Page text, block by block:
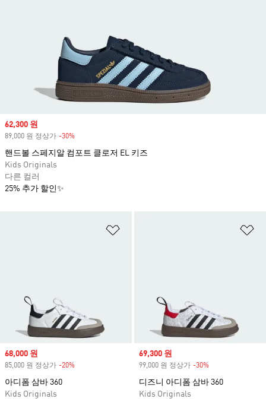
Sale price
68,000 원
85,000 원 정상가 -20%
아디폼 삼바 360
Kids Originals
Sale price
69,300 원
99,000 원 정상가 -30%
디즈니 아디폼 삼바 360
Kids Originals
Sale price
62,300 원
89,000 원 정상가 -30%
핸드볼 스페지알 컴포트 클로저 EL 키즈
Kids Originals
다른 컬러
25% 추가 할인✨